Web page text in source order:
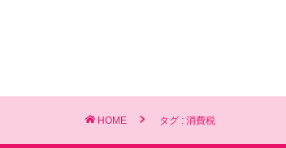
HOME タグ : 消費税